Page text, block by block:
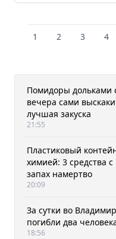
1 2 3 4
Помидоры дольками
вечера сами
лучшая закуска
21:55
Пластиковый
химией: 3 средства
запах намертво
20:09
За сутки во
погибли два
18:56